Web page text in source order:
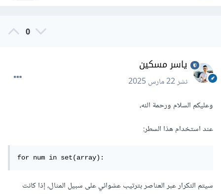
0
ياسر مسكين
نشر22 مارس 2025
وعليكم السلام ورحمة الله،
عند استخدام هذا السطر:
for num in set(array):
سيتم التكرار عبر العناصر بترتيب عشوائي على سبيل المثال، إذا كانت